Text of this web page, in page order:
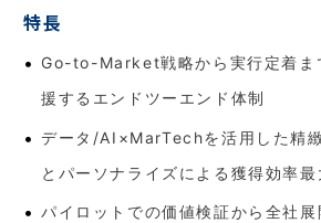
特長
Go-to-Market戦略から実行定着ま
援するエンドツーエンド体制
データ/AI×MarTechを活用した精
とパーソナライズによる獲得効率最
パイロットでの価値検証から全社展